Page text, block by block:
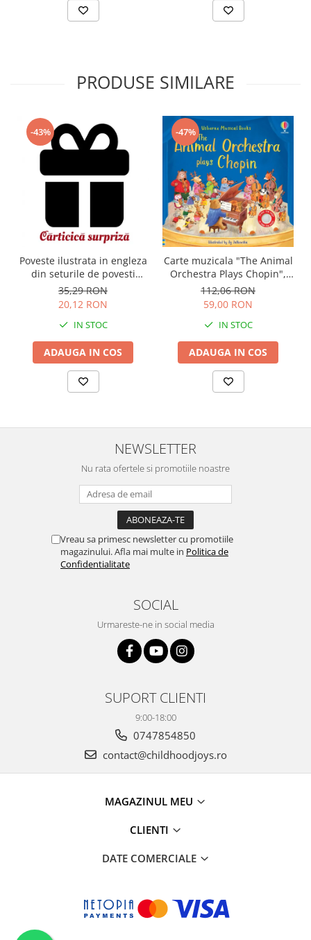
PRODUSE SIMILARE
-43%
Poveste ilustrata in engleza
din seturile de povesti
Usborne
35,29 RON
20,12 RON
IN STOC
ADAUGA IN COS
-47%
Carte muzicala "The Animal
Orchestra Plays Chopin",
cartonata, Usborne
112,06 RON
59,00 RON
IN STOC
ADAUGA IN COS
NEWSLETTER
Nu rata ofertele si promotiile noastre
Vreau sa primesc newsletter cu promotiile
magazinului. Afla mai multe in Politica de
Confidentialitate
SOCIAL
Urmareste-ne in social media
SUPORT CLIENTI
9:00-18:00
0747854850
contact@childhoodjoys.ro
MAGAZINUL MEU
CLIENTI
DATE COMERCIALE